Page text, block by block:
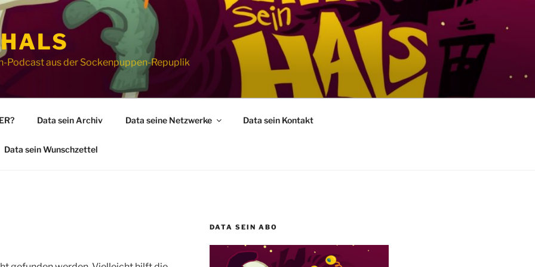
Podcast aus der Sockenpuppen-Repuplik
Data sein Archiv Data seine Netzwerke Data sein Kontakt
Data sein Wunschzettel
DATA SEIN ABO